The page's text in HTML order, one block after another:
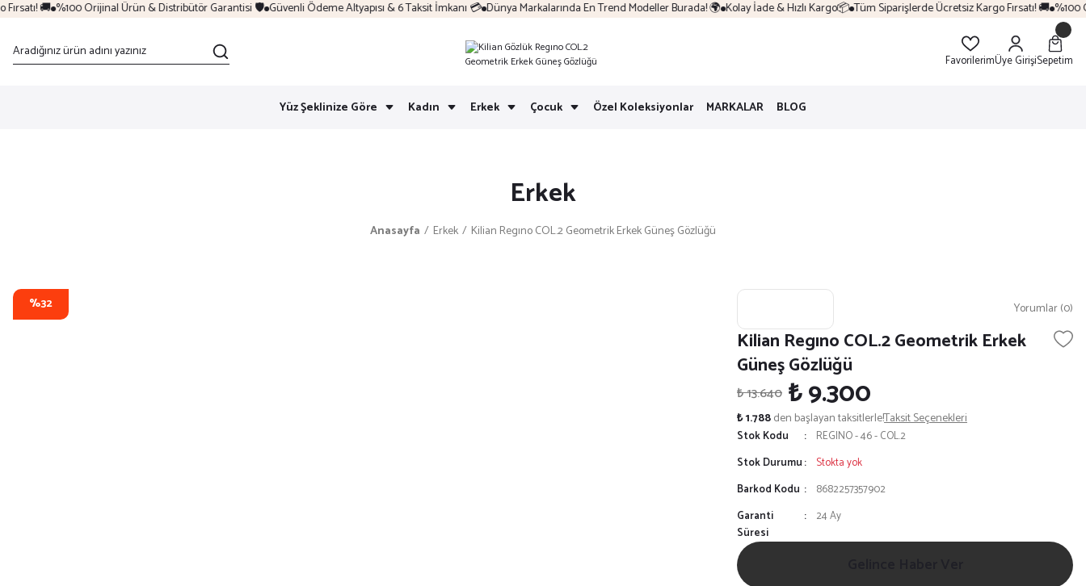
🚚 %100 Orijinal Ürün & Distribütör Garantisi 🛡️ Güvenli Ödeme Altyapısı & 6 Taksit İmkanı 💳 Dünya Markalarında En Trend Modeller Burada! 🌍 Kolay İade & Hızlı Kargo📦 Tüm Siparişlerde Ücretsiz Kargo Fırsatı! 🚚 %100
FavorilerimÜye GirişiSepetim
Yüz Şeklinize Göre Kadın Erkek Çocuk Özel Koleksiyonlar MARKALAR BLOG
Erkek
Anasayfa Erkek Kilian Regıno COL.2 Geometrik Erkek Güneş Gözlüğü
%32 Yorumlar (0)
Kilian Regıno COL.2 Geometrik Erkek
Güneş Gözlüğü
₺ 13.640 ₺ 9.300
₺ 1.788den başlayan taksitlerle!Taksit Seçenekleri
Stok Kodu
REGINO - 46 - COL.2
Stok Durumu
Stokta yok
Barkod Kodu
8682257357902
Garanti
Süresi
24 Ay